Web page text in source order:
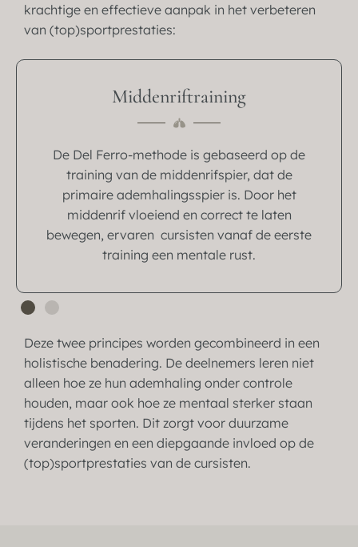
krachtige en effectieve aanpak in het verbeteren
van (top)sportprestaties:
Middenriftraining
De Del Ferro-methode is gebaseerd op de
training van de middenrifspier, dat de
primaire ademhalingsspier is. Door het
middenrif vloeiend en correct te laten
bewegen, ervaren cursisten vanaf de eerste
training een mentale rust.
Deze twee principes worden gecombineerd in een
holistische benadering. De deelnemers leren niet
alleen hoe ze hun ademhaling onder controle
houden, maar ook hoe ze mentaal sterker staan
tijdens het sporten. Dit zorgt voor duurzame
veranderingen en een diepgaande invloed op de
(top)sportprestaties van de cursisten.